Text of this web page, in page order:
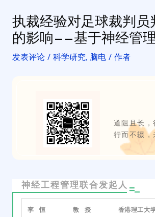
执裁经验对足球裁判员
的影响——基于神经管
发表评论 / 科学研究, 脑电/ 作者
道阻且长
行而不辍，
神经工程管理联合发起人
李 恒 教 授 香港理工大